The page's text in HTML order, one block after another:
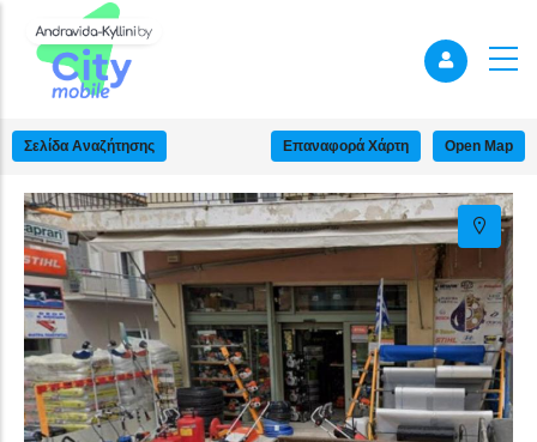
Σελίδα Αναζήτησης Επαναφορά Χάρτη Open Map
+
−